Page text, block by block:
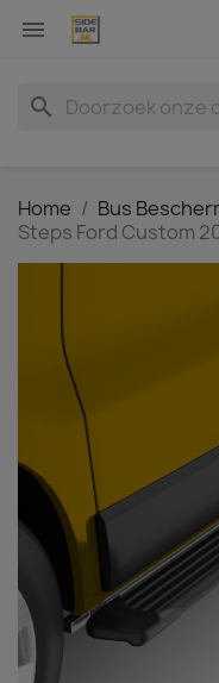

search
Home Bus
Steps Ford Custom